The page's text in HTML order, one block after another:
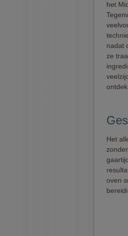
het
nadat
ze
Het
oven